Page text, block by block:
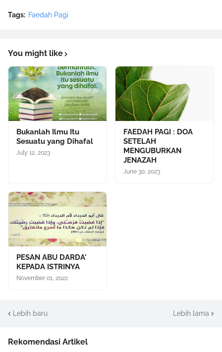
Tags: Faedah Pagi
You might like
Bukanlah Ilmu Itu
Sesuatu yang Dihafal
July 12, 2023
FAEDAH PAGI : DOA
SETELAH
MENGUBURKAN
JENAZAH
June 30, 2023
PESAN ABU DARDA'
KEPADA ISTRINYA
November 01, 2022
Lebih baru Lebih lama
Rekomendasi Artikel